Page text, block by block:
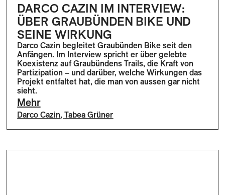
DARCO CAZIN IM INTERVIEW:
ÜBER GRAUBÜNDEN BIKE UND
SEINE WIRKUNG
Darco Cazin begleitet Graubünden Bike seit den
Anfängen. Im Interview spricht er über gelebte
Koexistenz auf Graubündens Trails, die Kraft von
Partizipation – und darüber, welche Wirkungen das
Projekt entfaltet hat, die man von aussen gar nicht
sieht.
Mehr
Darco Cazin,Tabea Grüner